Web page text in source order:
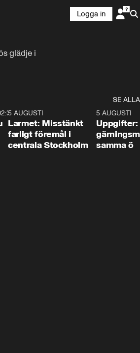
Logga in
glädje i
SE ALLA
0:35
5 AUGUSTI
Larmet: Misstänkt
farligt föremål i
centrala Stockholm
5 AUGUSTI
Uppgifter:
samma ö